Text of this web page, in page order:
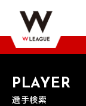
PLAYER
選手検索